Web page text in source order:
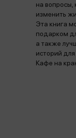
на вопросы,
изменить
Эта книга
подарком
а также
историй для
Кафе на